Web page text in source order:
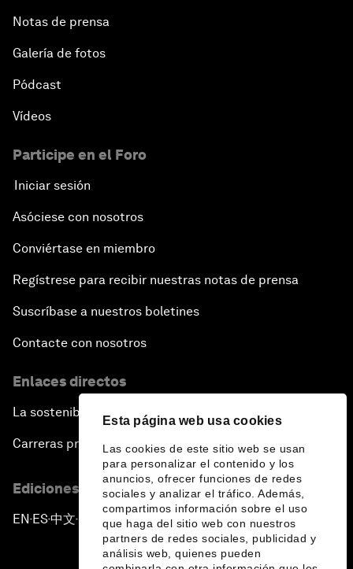
Esta página web usa cookies
Las cookies de este sitio web se usan
para personalizar el contenido y los
anuncios, ofrecer funciones de redes
sociales y analizar el tráfico. Además,
compartimos información sobre el uso
que haga del sitio web con nuestros
partners de redes sociales, publicidad y
análisis web, quienes pueden
Notas de prensa
Galería de fotos
Pódcast
Vídeos
Participe en el Foro
Iniciar sesión
Asóciese con nosotros
Conviértase en miembro
Regístrese para recibir nuestras notas de prensa
Suscríbase a nuestros boletines
Contacte con nosotros
Enlaces directos
La sostenibilidad en el Foro
Carreras profesionales
Ediciones en otros idiomas
EN ▪ES▪中文▪ 日本語